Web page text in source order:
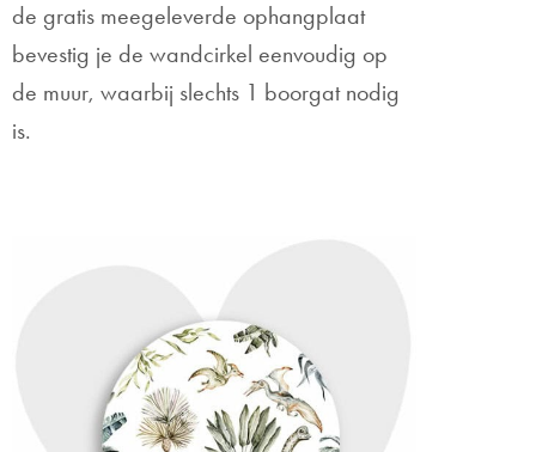
de gratis meegeleverde ophangplaat
bevestig je de wandcirkel eenvoudig op
de muur, waarbij slechts 1 boorgat nodig
is.